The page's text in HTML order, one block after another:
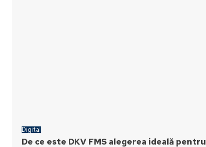
Digital
De ce este DKV FMS alegerea ideală pentru